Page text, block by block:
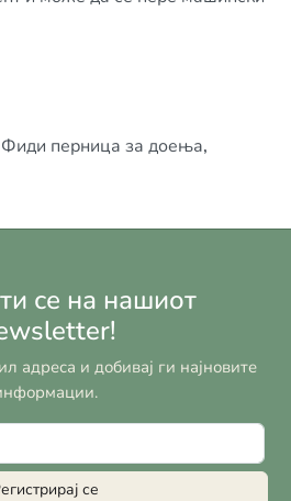
Фиди перница за доења,
се на нашиот
адреса и добивај ги најновите
се